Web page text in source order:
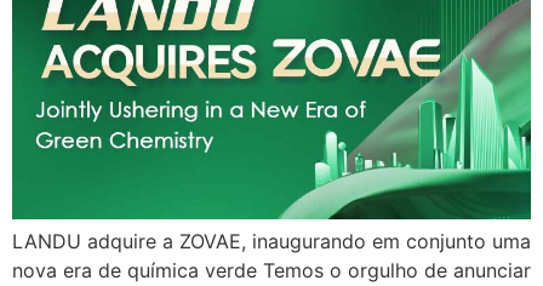
LANDU adquire a ZOVAE, inaugurando em conjunto uma
nova era de química verde Temos o orgulho de anunciar